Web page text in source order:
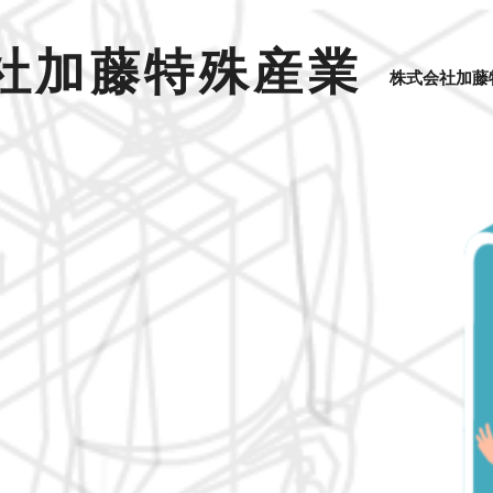
加藤特殊産業 株式会社加